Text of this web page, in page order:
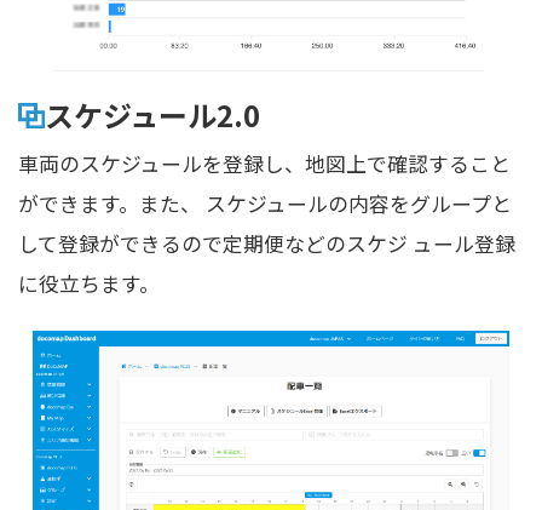
スケジュール2.0
車両のスケジュールを登録し、地図上で確認すること
ができます。また、 スケジュールの内容をグループと
して登録ができるので定期便などのスケジ ュール登録
に役立ちます。